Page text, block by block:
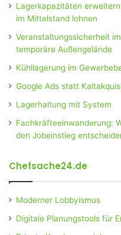
Lagerkapazitäten
im Mittelstand lohnen
Veranstaltungssicherheit
temporäre Außengelände
Kühllagerung im
Google Ads statt
Lagerhaltung mit System
Fachkräfteeinwanderung:
den Jobeinstieg
Chefsache24.de
Moderner Lobbyismus
Digitale Planungstools für